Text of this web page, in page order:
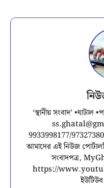
‘স্থানীয় সংবাদ’
9933998177/
আমাদের এই নিউজ
সংবাদপত্র,
https://